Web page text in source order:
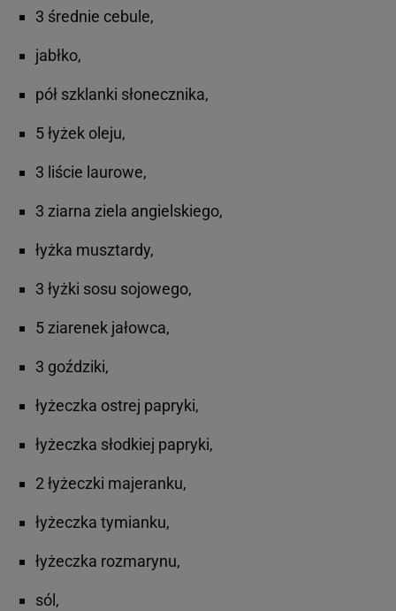
3 średnie cebule,
jabłko,
pół szklanki słonecznika,
5 łyżek oleju,
3 liście laurowe,
3 ziarna ziela angielskiego,
łyżka musztardy,
3 łyżki sosu sojowego,
5 ziarenek jałowca,
3 goździki,
łyżeczka ostrej papryki,
łyżeczka słodkiej papryki,
2 łyżeczki majeranku,
łyżeczka tymianku,
łyżeczka rozmarynu,
sól,